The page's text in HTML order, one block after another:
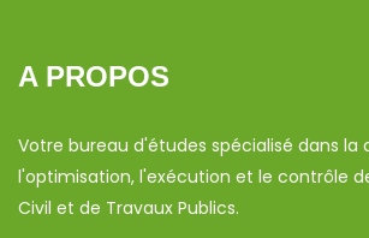
A PROPOS
Votre bureau d'études spécialisé dans la
l'optimisation, l'exécution et le contrôle
Civil et de Travaux Publics.